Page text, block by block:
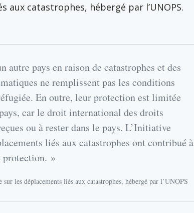
aux catastrophes, hébergé par l’UNOPS.
autre pays en raison de catastrophes et des
ne remplissent pas les conditions
En outre, leur protection est limitée
car le droit international des droits
ou à rester dans le pays. L’Initiative
liés aux catastrophes ont contribué à
protection. »
les déplacements liés aux catastrophes, hébergé par l’UNOPS